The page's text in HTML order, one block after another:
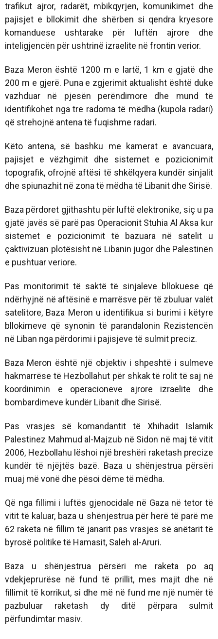
trafikut ajror, radarët, mbikqyrjen, komunikimet dhe
pajisjet e bllokimit dhe shërben si qendra kryesore
komanduese ushtarake për luftën ajrore dhe
inteligjencën për ushtrinë izraelite në frontin verior.
Baza Meron është 1200 m e lartë, 1 km e gjatë dhe
200 m e gjerë. Puna e zgjerimit aktualisht është duke
vazhduar në pjesën perëndimore dhe mund të
identifikohet nga tre radoma të mëdha (kupola radari)
që strehojnë antena të fuqishme radari.
Këto antena, së bashku me kamerat e avancuara,
pajisjet e vëzhgimit dhe sistemet e pozicionimit
topografik, ofrojnë aftësi të shkëlqyera kundër sinjalit
dhe spiunazhit në zona të mëdha të Libanit dhe Sirisë.
Baza përdoret gjithashtu për luftë elektronike, siç u pa
gjatë javës së parë pas Operacionit Stuhia Al Aksa kur
sistemet e pozicionimit të bazuara në satelit u
çaktivizuan plotësisht në Libanin jugor dhe Palestinën
e pushtuar veriore.
Pas monitorimit të saktë të sinjaleve bllokuese që
ndërhyjnë në aftësinë e marrësve për të zbuluar valët
satelitore, Baza Meron u identifikua si burimi i këtyre
bllokimeve që synonin të parandalonin Rezistencën
në Liban nga përdorimi i pajisjeve të sulmit preciz.
Baza Meron është një objektiv i shpeshtë i sulmeve
hakmarrëse të Hezbollahut për shkak të rolit të saj në
koordinimin e operacioneve ajrore izraelite dhe
bombardimeve kundër Libanit dhe Sirisë.
Pas vrasjes së komandantit të Xhihadit Islamik
Palestinez Mahmud al-Majzub në Sidon në maj të vitit
2006, Hezbollahu lëshoi ​​një breshëri raketash precize
kundër të njëjtës bazë. Baza u shënjestrua përsëri
muaj më vonë dhe pësoi dëme të mëdha.
Që nga fillimi i luftës gjenocidale në Gaza në tetor të
vitit të kaluar, baza u shënjestrua për herë të parë me
62 raketa në fillim të janarit pas vrasjes së anëtarit të
byrosë politike të Hamasit, Saleh al-Aruri.
Baza u shënjestrua përsëri me raketa po aq
vdekjeprurëse në fund të prillit, mes majit dhe në
fillimit të korrikut, si dhe më në fund me një numër të
pazbuluar raketash dy ditë përpara sulmit
përfundimtar masiv.